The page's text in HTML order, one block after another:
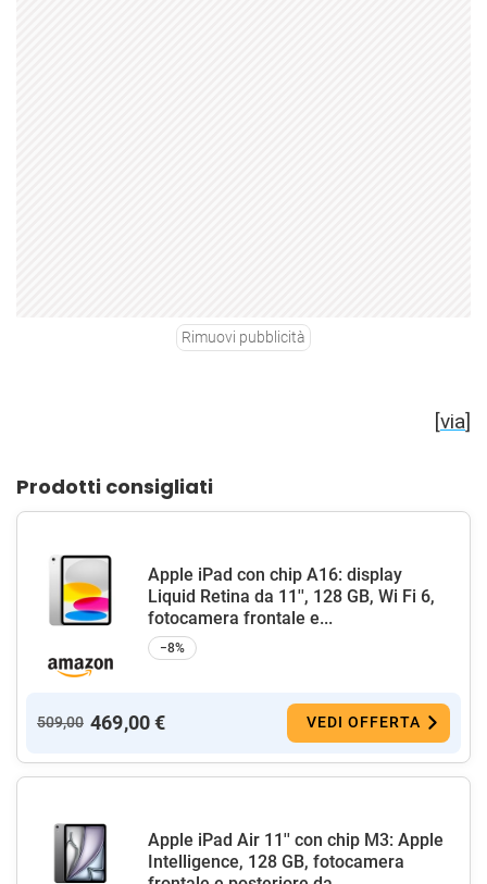
Rimuovi pubblicità
[via]
Prodotti consigliati
Apple iPad con chip A16: display
Liquid Retina da 11'', 128 GB, Wi Fi 6,
fotocamera frontale e...
−8%
509,00 469,00 € VEDI OFFERTA
Apple iPad Air 11'' con chip M3: Apple
Intelligence, 128 GB, fotocamera